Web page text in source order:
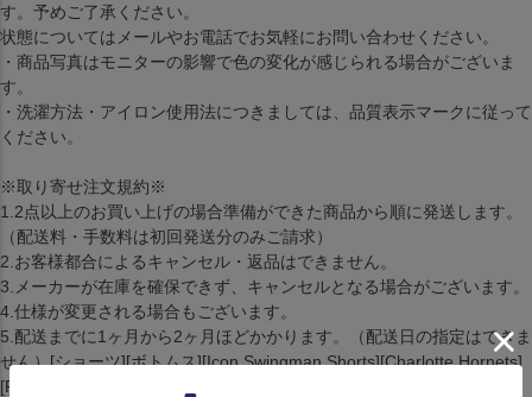
す。予めご了承ください。
状態についてはメールやお電話でお気軽にお問い合わせください。
・商品写真はモニターの影響で色の変化が感じられる場合がございま
す。
・洗濯方法・アイロン使用法につきましては、品質表示マークに従って
ください。
※取り寄せ注文規約※
1.2点以上のお買い上げの場合準備ができた商品から順に発送します。
（配送料・手数料は初回発送分のみご請求）
2.お客様都合によるキャンセル・返品はできません。
3.メーカーが在庫を確保できず、キャンセルとなる場合がございます。
4.仕様が変更される場合もございます。
5.配送までに1ヶ月から2ヶ月ほどかかります。（配送日の指定はできま
せん）[ショーツ][ボトムス][Icon Swingman Shorts][Charlotte Hornets]
[Purple][バスケットボール][CHA]